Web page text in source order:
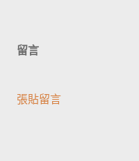
留言
張貼留言